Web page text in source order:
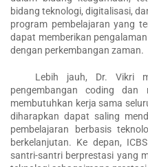
bidang teknologi, digitalisasi,
program pembelajaran yang
dapat memberikan
dengan perkembangan zaman.
Lebih jauh, Dr. Vikri
pengembangan coding dan
membutuhkan kerja sama
diharapkan dapat saling
pembelajaran berbasis
berkelanjutan. Ke depan,
santri-santri berprestasi yang